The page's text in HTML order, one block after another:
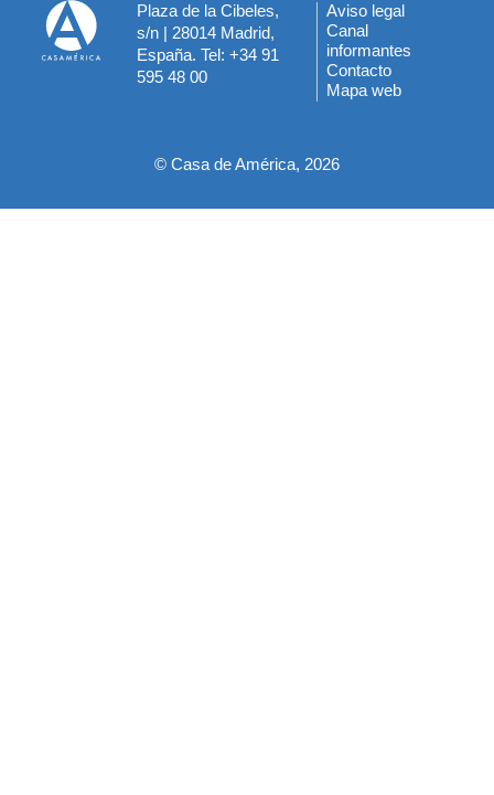
Plaza de la Cibeles,
s/n | 28014 Madrid,
España. Tel: +34 91
595 48 00
Menú
del
pie
Aviso legal
Canal
informantes
Contacto
Mapa web
© Casa de América, 2026